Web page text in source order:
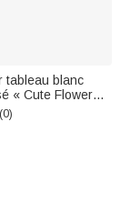
tableau blanc
« Cute Flower
enseignants,
et nom de famille
interactif
(0)